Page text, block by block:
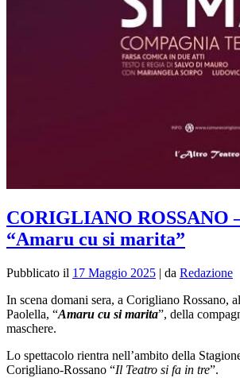
CORIGLIANO ROSSANO
“Amaru cu si marita”
Pubblicato il 17 Maggio 2025 | da Redazione
In scena domani sera, a Corigliano Rossano,
Paolella, “Amaru cu si marita”, della
maschere.
Lo spettacolo rientra nell’ambito della
Corigliano-Rossano “Il Teatro si fa in tre”.